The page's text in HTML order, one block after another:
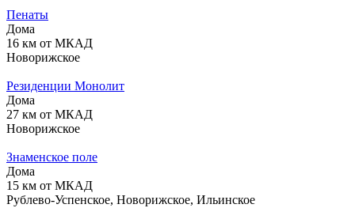
Пенаты
Дома
16 км от МКАД
Новорижское
Резиденции Монолит
Дома
27 км от МКАД
Новорижское
Знаменское поле
Дома
15 км от МКАД
Рублево-Успенское, Новорижское, Ильинское